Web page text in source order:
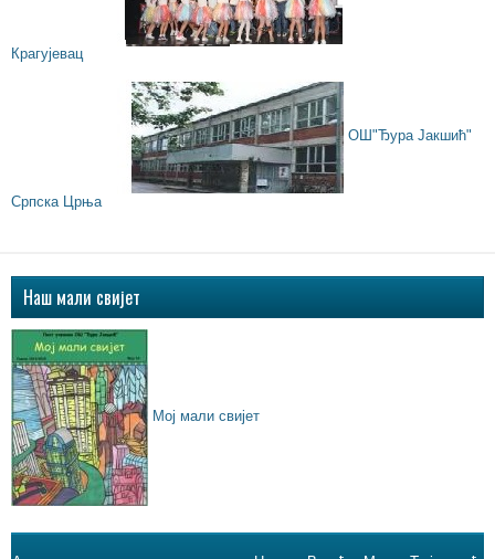
Крагујевац
ОШ"Ђура Јакшић"
Српска Црња
Наш мали свијет
Мој мали свијет